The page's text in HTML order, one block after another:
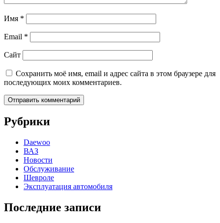
Имя *
Email *
Сайт
Сохранить моё имя, email и адрес сайта в этом браузере для
последующих моих комментариев.
Рубрики
Daewoo
ВАЗ
Новости
Обслуживание
Шевроле
Эксплуатация автомобиля
Последние записи